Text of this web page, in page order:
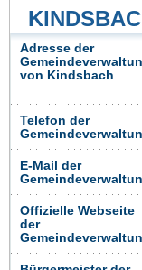
Adresse der
von Kindsbach
Telefon der
E-Mail der
Offizielle Webseite
der